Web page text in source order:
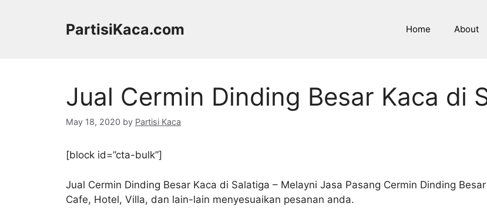
PartisiKaca.com Home About
Jual Cermin Dinding Besar Kaca di
May 18, 2020 by Partisi Kaca
[block id=”cta-bulk”]
Jual Cermin Dinding Besar Kaca di Salatiga – Melayni Jasa Pasang Cermin Dinding
Cafe, Hotel, Villa, dan lain-lain menyesuaikan pesanan anda.